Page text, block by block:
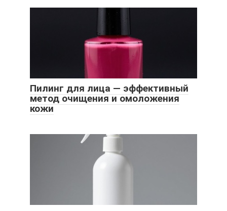
Пилинг для лица — эффективный
метод очищения и омоложения
кожи